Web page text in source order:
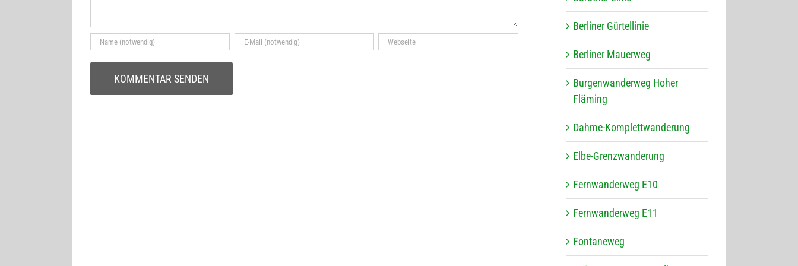
Ber­li­ner Gürtellinie
Ber­li­ner Mauerweg
Bur­gen­wan­der­weg Hoher
Fläming
Dahme-Kom­plett­wan­de­rung
Elbe-Grenz­wan­de­rung
Fern­wan­der­weg E10
Fern­wan­der­weg E11
Fon­ta­ne­weg